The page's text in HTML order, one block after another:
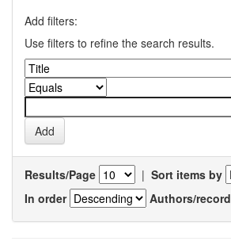
Add filters:
Use filters to refine the search results.
Results/Page | Sort items by
In order
Authors/record